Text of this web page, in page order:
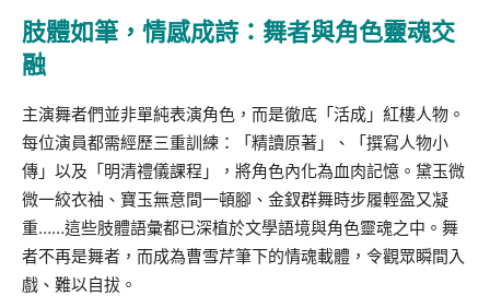
肢體如筆，情感成詩：舞者與角色靈魂交
融
主演舞者們並非單純表演角色，而是徹底「活成」紅樓人物。
每位演員都需經歷三重訓練：「精讀原著」、「撰寫人物小
傳」以及「明清禮儀課程」，將角色內化為血肉記憶。黛玉微
微一絞衣袖、寶玉無意間一頓腳、金釵群舞時步履輕盈又凝
重……這些肢體語彙都已深植於文學語境與角色靈魂之中。舞
者不再是舞者，而成為曹雪芹筆下的情魂載體，令觀眾瞬間入
戲、難以自拔。